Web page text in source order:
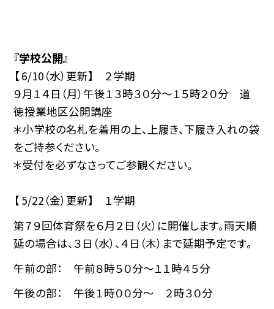
『学校公開』
【 6/10（水）更新】 ２学期
９月１４日（月）午後１３時３０分～１５時２０分 道
徳授業地区公開講座
＊小学校の名札を着用の上、上履き、下履き入れの袋
をご持参ください。
＊受付を必ずなさってご参観ください。
【 5/22（金）更新】 １学期
第７９回体育祭を６月２日（火）に開催します。雨天順
延の場合は、３日（水）、４日（木）まで延期予定です。
午前の部： 午前８時５０分～１１時４５分
午後の部： 午後１時００分～ ２時３０分